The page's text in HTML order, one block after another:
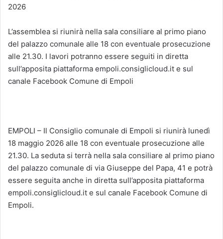
2026
L’assemblea si riunirà nella sala consiliare al primo piano
del palazzo comunale alle 18 con eventuale prosecuzione
alle 21.30. I lavori potranno essere seguiti in diretta
sull’apposita piattaforma empoli.consiglicloud.it e sul
canale Facebook Comune di Empoli
EMPOLI – Il Consiglio comunale di Empoli si riunirà lunedì
18 maggio 2026 alle 18 con eventuale prosecuzione alle
21.30. La seduta si terrà nella sala consiliare al primo piano
del palazzo comunale di via Giuseppe del Papa, 41 e potrà
essere seguita anche in diretta sull’apposita piattaforma
empoli.consiglicloud.it e sul canale Facebook Comune di
Empoli.